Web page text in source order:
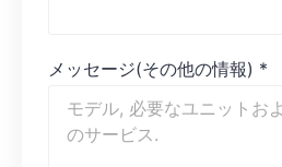
メッセージ(その他の情報) *